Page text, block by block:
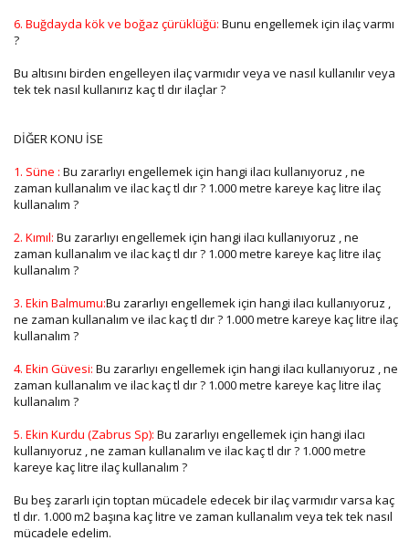
6. Buğdayda kök ve boğaz çürüklüğü: Bunu engellemek için ilaç varmı
?
Bu altısını birden engelleyen ilaç varmıdır veya ve nasıl kullanılır veya
tek tek nasıl kullanırız kaç tl dır ilaçlar ?
DİĞER KONU İSE
1. Süne : Bu zararlıyı engellemek için hangi ilacı kullanıyoruz , ne
zaman kullanalım ve ilac kaç tl dır ? 1.000 metre kareye kaç litre ilaç
kullanalım ?
2. Kımıl: Bu zararlıyı engellemek için hangi ilacı kullanıyoruz , ne
zaman kullanalım ve ilac kaç tl dır ? 1.000 metre kareye kaç litre ilaç
kullanalım ?
3. Ekin Balmumu:Bu zararlıyı engellemek için hangi ilacı kullanıyoruz ,
ne zaman kullanalım ve ilac kaç tl dır ? 1.000 metre kareye kaç litre ilaç
kullanalım ?
4. Ekin Güvesi: Bu zararlıyı engellemek için hangi ilacı kullanıyoruz , ne
zaman kullanalım ve ilac kaç tl dır ? 1.000 metre kareye kaç litre ilaç
kullanalım ?
5. Ekin Kurdu (Zabrus Sp): Bu zararlıyı engellemek için hangi ilacı
kullanıyoruz , ne zaman kullanalım ve ilac kaç tl dır ? 1.000 metre
kareye kaç litre ilaç kullanalım ?
Bu beş zararlı için toptan mücadele edecek bir ilaç varmıdır varsa kaç
tl dır. 1.000 m2 başına kaç litre ve zaman kullanalım veya tek tek nasıl
mücadele edelim.